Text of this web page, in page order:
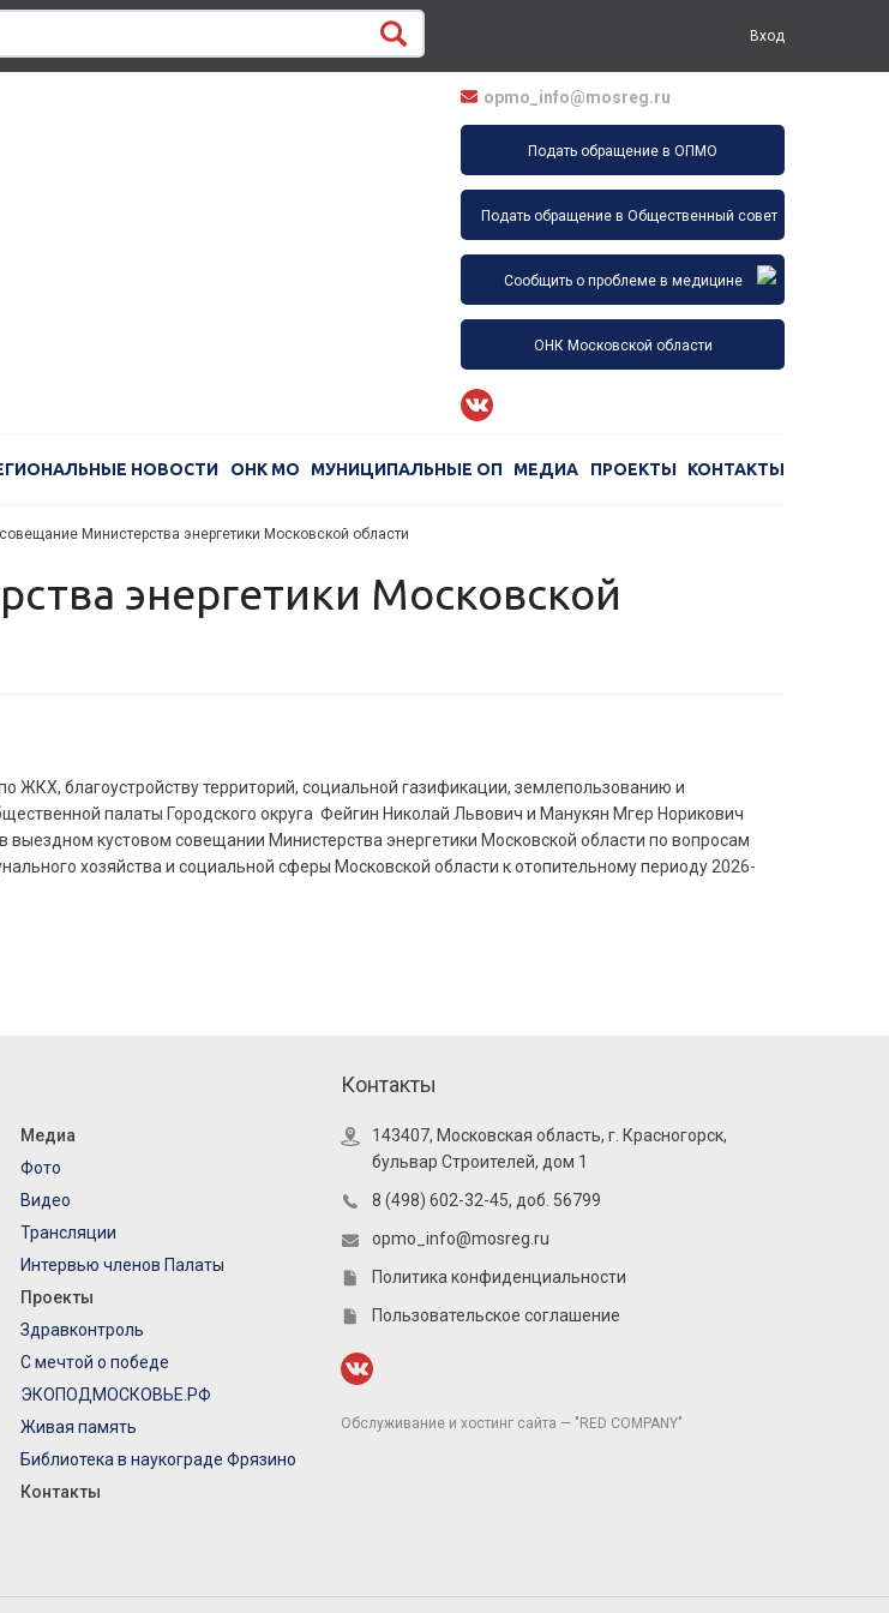
Вход
opmo_info@mosreg.ru
Подать обращение в ОПМО
Подать обращение в Общественный совет
Сообщить о проблеме в медицине
ОНК Московской области
НОВОСТИ ОНК МО МУНИЦИПАЛЬНЫЕ ОП МЕДИА ПРОЕКТЫ КОНТАКТЫ
Министерства энергетики Московской области
ЖКХ, благоустройству территорий, социальной газификации, землепользованию и
палаты Городского округа Фейгин Николай Львович и Манукян Мгер Норикович
выездном кустовом совещании Министерства энергетики Московской области по вопросам
хозяйства и социальной сферы Московской области к отопительному периоду 2026-
Медиа
Фото
Видео
Трансляции
Интервью членов Палаты
Проекты
Здравконтроль
С мечтой о победе
ЭКОПОДМОСКОВЬЕ.РФ
Живая память
Библиотека в наукограде Фрязино
Контакты
Контакты
143407, Московская область, г. Красногорск,
бульвар Строителей, дом 1
8 (498) 602-32-45, доб. 56799
opmo_info@mosreg.ru
Политика конфиденциальности
Пользовательское соглашение
Обслуживание и хостинг сайта — "RED COMPANY"